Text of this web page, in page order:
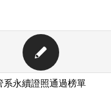
永續證照通過榜單